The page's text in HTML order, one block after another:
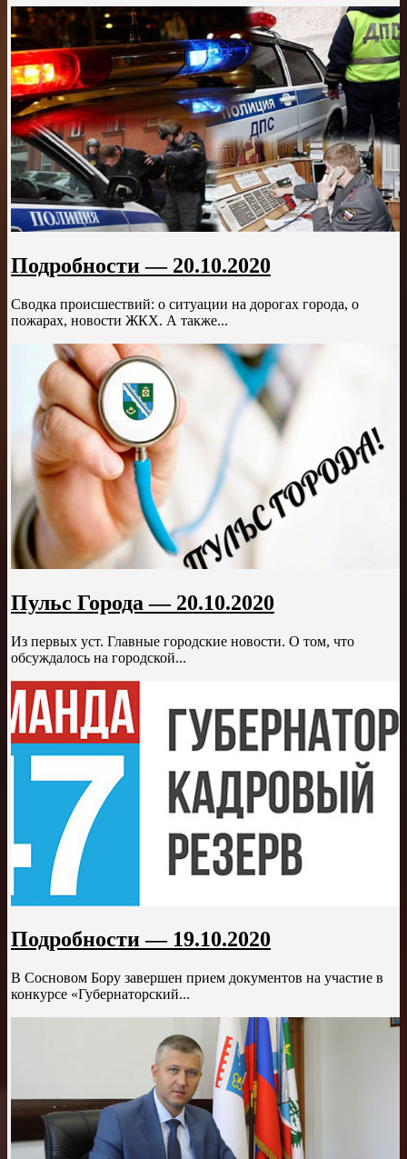
Подробности — 20.10.2020
Сводка происшествий: о ситуации на дорогах города, о
пожарах, новости ЖКХ. А также...
Пульс Города — 20.10.2020
Из первых уст. Главные городские новости. О том, что
обсуждалось на городской...
Подробности — 19.10.2020
В Сосновом Бору завершен прием документов на участие в
конкурсе «Губернаторский...